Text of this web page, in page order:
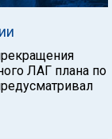
ЛАГ плана по